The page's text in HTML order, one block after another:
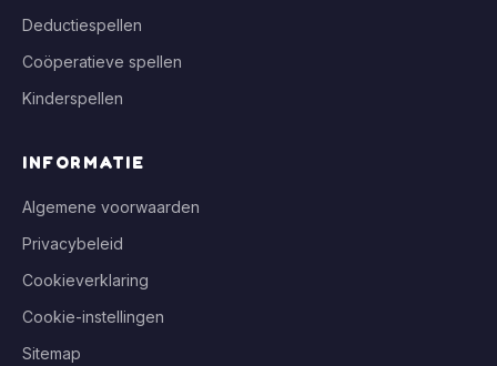
Deductiespellen
Coöperatieve spellen
Kinderspellen
INFORMATIE
Algemene voorwaarden
Privacybeleid
Cookieverklaring
Cookie-instellingen
Sitemap